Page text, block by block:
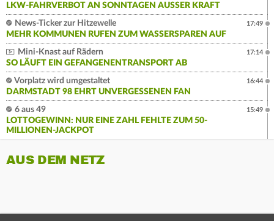
LKW-FAHRVERBOT AN SONNTAGEN AUSSER KRAFT
News-Ticker zur Hitzewelle
MEHR KOMMUNEN RUFEN ZUM WASSERSPAREN AUF
17:49
Mini-Knast auf Rädern
SO LÄUFT EIN GEFANGENENTRANSPORT AB
17:14
Vorplatz wird umgestaltet
DARMSTADT 98 EHRT UNVERGESSENEN FAN
16:44
6 aus 49
LOTTOGEWINN: NUR EINE ZAHL FEHLTE ZUM 50-
MILLIONEN-JACKPOT
15:49
AUS DEM NETZ